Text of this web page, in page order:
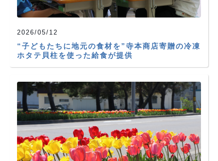
2026/05/12
“子どもたちに地元の食材を”寺本商店寄贈の冷凍
ホタテ貝柱を使った給食が提供